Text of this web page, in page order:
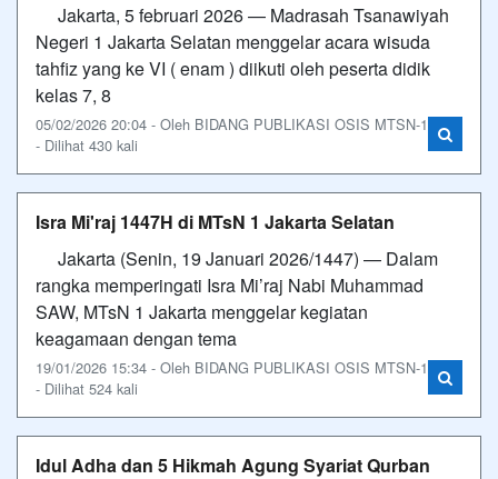
Jakarta, 5 februari 2026 — Madrasah Tsanawiyah
Negeri 1 Jakarta Selatan menggelar acara wisuda
tahfiz yang ke VI ( enam ) diikuti oleh peserta didik
kelas 7, 8
05/02/2026 20:04 - Oleh BIDANG PUBLIKASI OSIS MTSN-1
- Dilihat 430 kali
Isra Mi'raj 1447H di MTsN 1 Jakarta Selatan
Jakarta (Senin, 19 Januari 2026/1447) — Dalam
rangka memperingati Isra Mi’raj Nabi Muhammad
SAW, MTsN 1 Jakarta menggelar kegiatan
keagamaan dengan tema
19/01/2026 15:34 - Oleh BIDANG PUBLIKASI OSIS MTSN-1
- Dilihat 524 kali
Idul Adha dan 5 Hikmah Agung Syariat Qurban